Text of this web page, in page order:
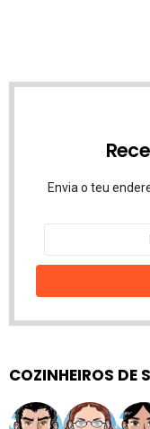
Envia o teu
Endereço
email
COZINHEIROS DE